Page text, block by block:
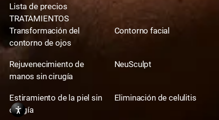
Lista de precios
TRATAMIENTOS
Transformación del
contorno de ojos
Contorno facial
Rejuvenecimiento de
manos sin cirugía
NeuSculpt
Estiramiento de la piel sin
cirugía
Eliminación de celulitis